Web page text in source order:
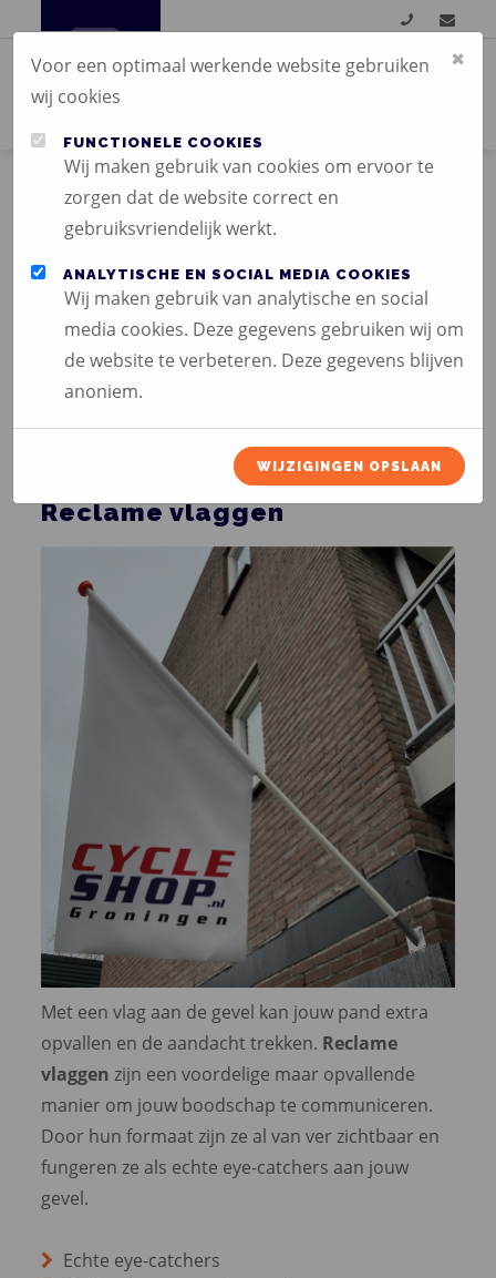
RECLAME VLAGGEN:
OPVALLEND EN
EFFECTIEF - MARTINI
MEDIA
Reclame vlaggen
Met een vlag aan de gevel kan jouw pand extra
opvallen en de aandacht trekken. Reclame
vlaggen zijn een voordelige maar opvallende
manier om jouw boodschap te communiceren.
Door hun formaat zijn ze al van ver zichtbaar en
fungeren ze als echte eye-catchers aan jouw
gevel.
Echte eye-catchers
×
Voor een optimaal werkende website gebruiken
wij cookies
FUNCTIONELE COOKIES
Wij maken gebruik van cookies om ervoor te
zorgen dat de website correct en
gebruiksvriendelijk werkt.
ANALYTISCHE EN SOCIAL MEDIA COOKIES
Wij maken gebruik van analytische en social
media cookies. Deze gegevens gebruiken wij om
de website te verbeteren. Deze gegevens blijven
anoniem.
WIJZIGINGEN OPSLAAN